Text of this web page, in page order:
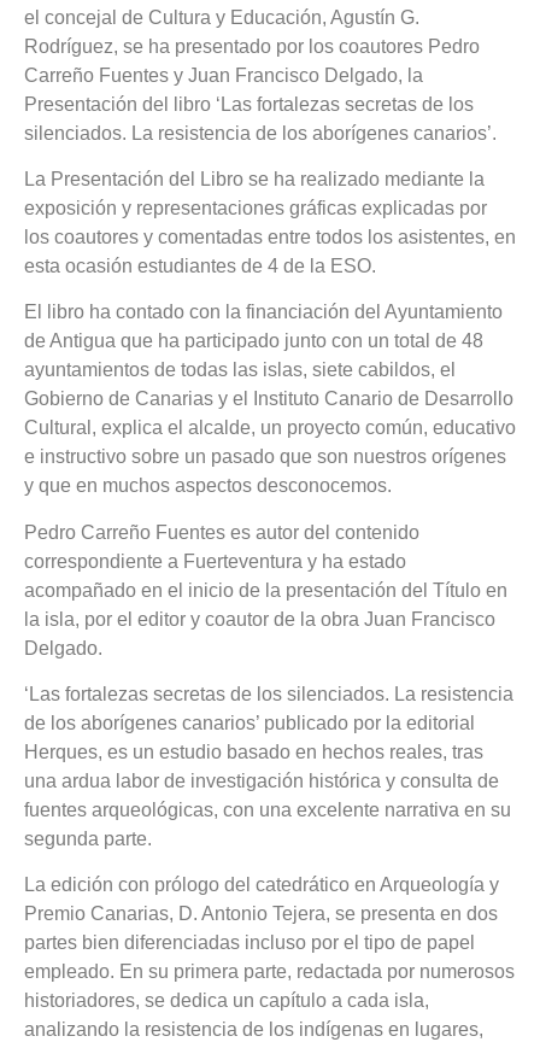
el concejal de Cultura y Educación, Agustín G.
Rodríguez, se ha presentado por los coautores Pedro
Carreño Fuentes y Juan Francisco Delgado, la
Presentación del libro ‘Las fortalezas secretas de los
silenciados. La resistencia de los aborígenes canarios’.
La Presentación del Libro se ha realizado mediante la
exposición y representaciones gráficas explicadas por
los coautores y comentadas entre todos los asistentes, en
esta ocasión estudiantes de 4 de la ESO.
El libro ha contado con la financiación del Ayuntamiento
de Antigua que ha participado junto con un total de 48
ayuntamientos de todas las islas, siete cabildos, el
Gobierno de Canarias y el Instituto Canario de Desarrollo
Cultural, explica el alcalde, un proyecto común, educativo
e instructivo sobre un pasado que son nuestros orígenes
y que en muchos aspectos desconocemos.
Pedro Carreño Fuentes es autor del contenido
correspondiente a Fuerteventura y ha estado
acompañado en el inicio de la presentación del Título en
la isla, por el editor y coautor de la obra Juan Francisco
Delgado.
‘Las fortalezas secretas de los silenciados. La resistencia
de los aborígenes canarios’ publicado por la editorial
Herques, es un estudio basado en hechos reales, tras
una ardua labor de investigación histórica y consulta de
fuentes arqueológicas, con una excelente narrativa en su
segunda parte.
La edición con prólogo del catedrático en Arqueología y
Premio Canarias, D. Antonio Tejera, se presenta en dos
partes bien diferenciadas incluso por el tipo de papel
empleado. En su primera parte, redactada por numerosos
historiadores, se dedica un capítulo a cada isla,
analizando la resistencia de los indígenas en lugares,